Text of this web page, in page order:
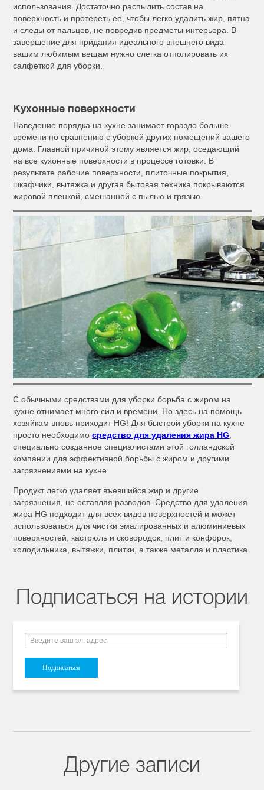
использования. Достаточно распылить состав на
поверхность и протереть ее, чтобы легко удалить жир, пятна
и следы от пальцев, не повредив предметы интерьера. В
завершение для придания идеального внешнего вида
вашим любимым вещам нужно слегка отполировать их
салфеткой для уборки.
Кухонные поверхности
Наведение порядка на кухне занимает гораздо больше
времени по сравнению с уборкой других помещений вашего
дома. Главной причиной этому является жир, оседающий
на все кухонные поверхности в процессе готовки. В
результате рабочие поверхности, плиточные покрытия,
шкафчики, вытяжка и другая бытовая техника покрываются
жировой пленкой, смешанной с пылью и грязью.
С обычными средствами для уборки борьба с жиром на
кухне отнимает много сил и времени. Но здесь на помощь
хозяйкам вновь приходит HG! Для быстрой уборки на кухне
просто необходимосредство для удаления жира HG
специально созданное специалистами этой голландской
компании для эффективной борьбы с жиром и другими
загрязнениями на кухне.
Продукт легко удаляет въевшийся жир и другие
загрязнения, не оставляя разводов. Средство для удаления
жира HG подходит для всех видов поверхностей и может
использоваться для чистки эмалированных и алюминиевых
поверхностей, кастрюль и сковородок, плит и конфорок,
холодильника, вытяжки, плитки, а также металла и пластика.
Подписаться на истории
Другие записи